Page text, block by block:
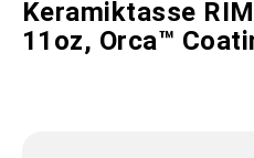
Keramiktasse
11oz, Orca™